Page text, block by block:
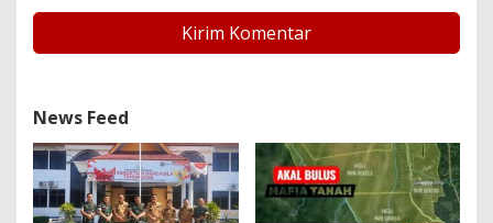
News Feed